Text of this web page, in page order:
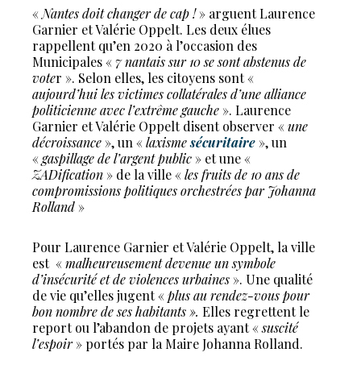
« Nantes doit changer de cap !» arguent Laurence
Garnier et Valérie Oppelt. Les deux élues
rappellent qu’en 2020 à l’occasion des
Municipales «7 nantais sur 10 se sont abstenus de
voter ». Selon elles, les citoyens sont «
aujourd’hui les victimes collatérales d’une alliance
politicienne avec l’extrême gauche ». Laurence
Garnier et Valérie Oppelt disent observer «une
décroissance », un «laxismesécuritaire », un
«gaspillage de l’argent public » et une «
ZADification » de la ville «les fruits de 10 ans de
compromissions politiques orchestrées par Johanna
Rolland »
Pour Laurence Garnier et Valérie Oppelt, la ville
est «malheureusement devenue un symbole
d’insécurité et de violences urbaines ». Une qualité
de vie qu’elles jugent «plus au rendez-vous pour
bon nombre de ses habitants ». Elles regrettent le
report ou l’abandon de projets ayant «suscité
l’espoir» portés par la Maire Johanna Rolland.